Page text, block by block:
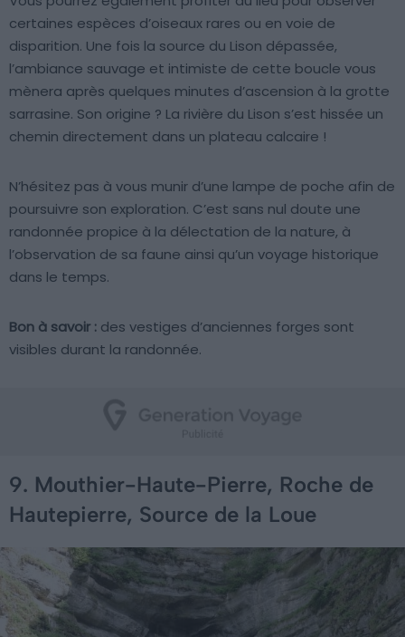
certaines espèces d’oiseaux rares ou en voie de
disparition. Une fois la source du Lison dépassée,
l’ambiance sauvage et intimiste de cette boucle vous
mènera après quelques minutes d’ascension à la grotte
sarrasine. Son origine ? La rivière du Lison s’est hissée un
chemin directement dans un plateau calcaire !
N’hésitez pas à vous munir d’une lampe de poche afin de
poursuivre son exploration. C’est sans nul doute une
randonnée propice à la délectation de la nature, à
l’observation de sa faune ainsi qu’un voyage historique
dans le temps.
Bon à savoir : des vestiges d’anciennes forges sont
visibles durant la randonnée.
9. Mouthier-Haute-Pierre, Roche de
Hautepierre, Source de la Loue